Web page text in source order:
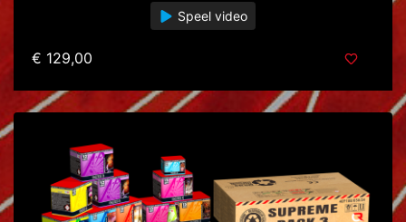
Speel video
€ 129,00